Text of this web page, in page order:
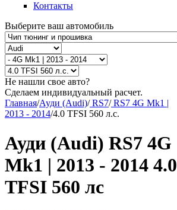
Контакты
Выберите ваш автомобиль
Не нашли свое авто?
Сделаем индивидуальный расчет.
Главная/Ауди (Audi)/RS7/RS7 4G Mk1 |
2013 - 2014/4.0 TFSI 560 л.с.
Ауди (Audi) RS7 4G
Mk1 | 2013 - 2014 4.0
TFSI 560 лс